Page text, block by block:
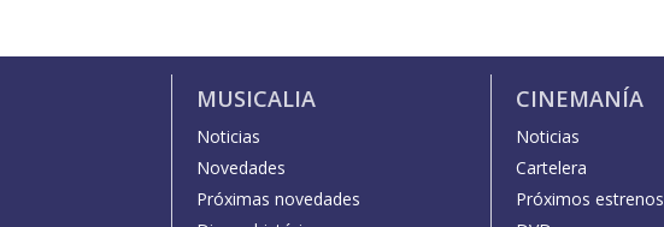
MUSICALIA
Noticias
Novedades
Próximas novedades
CINEMANÍA
Noticias
Cartelera
Próximos estrenos